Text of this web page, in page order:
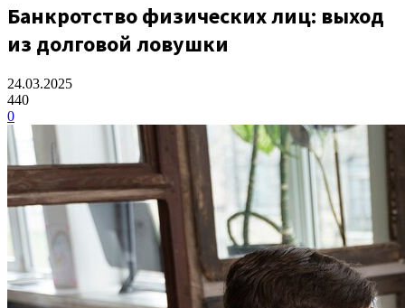
Банкротство физических лиц: выход
из долговой ловушки
24.03.2025
440
0